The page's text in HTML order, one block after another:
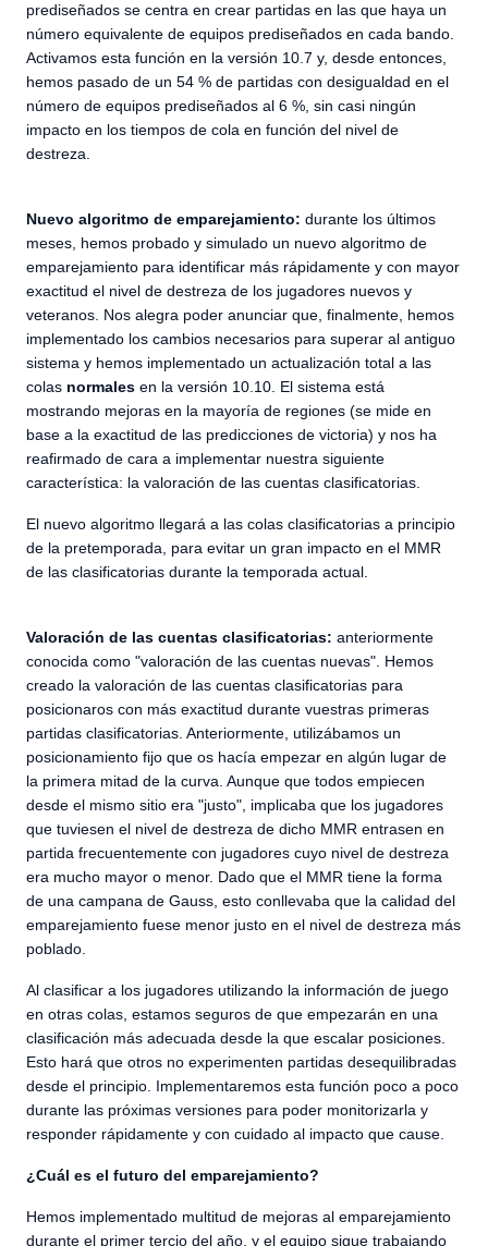
prediseñados se centra en crear partidas en las que haya un
número equivalente de equipos prediseñados en cada bando.
Activamos esta función en la versión 10.7 y, desde entonces,
hemos pasado de un 54 % de partidas con desigualdad en el
número de equipos prediseñados al 6 %, sin casi ningún
impacto en los tiempos de cola en función del nivel de
destreza.
Nuevo algoritmo de emparejamiento: durante los últimos
meses, hemos probado y simulado un nuevo algoritmo de
emparejamiento para identificar más rápidamente y con mayor
exactitud el nivel de destreza de los jugadores nuevos y
veteranos. Nos alegra poder anunciar que, finalmente, hemos
implementado los cambios necesarios para superar al antiguo
sistema y hemos implementado un actualización total a las
colas normales en la versión 10.10. El sistema está
mostrando mejoras en la mayoría de regiones (se mide en
base a la exactitud de las predicciones de victoria) y nos ha
reafirmado de cara a implementar nuestra siguiente
característica: la valoración de las cuentas clasificatorias.
El nuevo algoritmo llegará a las colas clasificatorias a principio
de la pretemporada, para evitar un gran impacto en el MMR
de las clasificatorias durante la temporada actual.
Valoración de las cuentas clasificatorias: anteriormente
conocida como "valoración de las cuentas nuevas". Hemos
creado la valoración de las cuentas clasificatorias para
posicionaros con más exactitud durante vuestras primeras
partidas clasificatorias. Anteriormente, utilizábamos un
posicionamiento fijo que os hacía empezar en algún lugar de
la primera mitad de la curva. Aunque que todos empiecen
desde el mismo sitio era "justo", implicaba que los jugadores
que tuviesen el nivel de destreza de dicho MMR entrasen en
partida frecuentemente con jugadores cuyo nivel de destreza
era mucho mayor o menor. Dado que el MMR tiene la forma
de una campana de Gauss, esto conllevaba que la calidad del
emparejamiento fuese menor justo en el nivel de destreza más
poblado.
Al clasificar a los jugadores utilizando la información de juego
en otras colas, estamos seguros de que empezarán en una
clasificación más adecuada desde la que escalar posiciones.
Esto hará que otros no experimenten partidas desequilibradas
desde el principio. Implementaremos esta función poco a poco
durante las próximas versiones para poder monitorizarla y
responder rápidamente y con cuidado al impacto que cause.
¿Cuál es el futuro del emparejamiento?
Hemos implementado multitud de mejoras al emparejamiento
durante el primer tercio del año, y el equipo sigue trabajando